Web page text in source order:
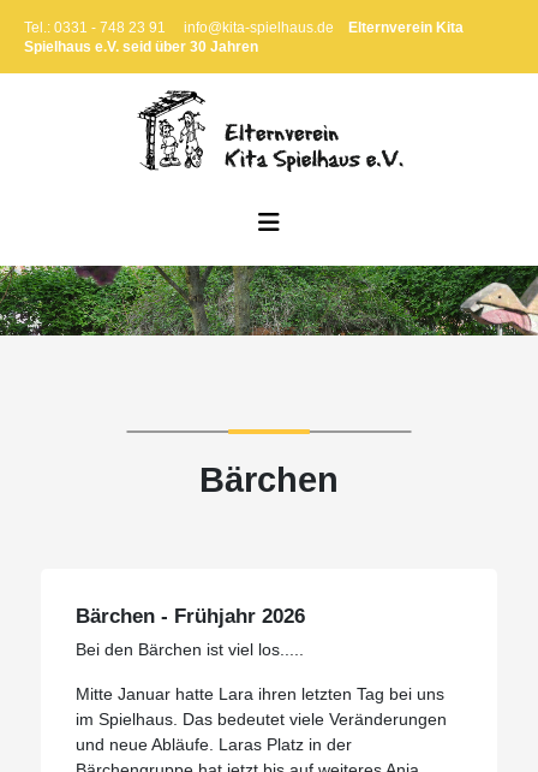
Tel.: 0331 - 748 23 91 info@kita-spielhaus.de
Elternverein Kita
Spielhaus e.V. seid über 30 Jahren
Bärchen
Bärchen - Frühjahr 2026
Bei den Bärchen ist viel los.....
Mitte Januar hatte Lara ihren letzten Tag bei uns
im Spielhaus. Das bedeutet viele Veränderungen
und neue Abläufe. Laras Platz in der